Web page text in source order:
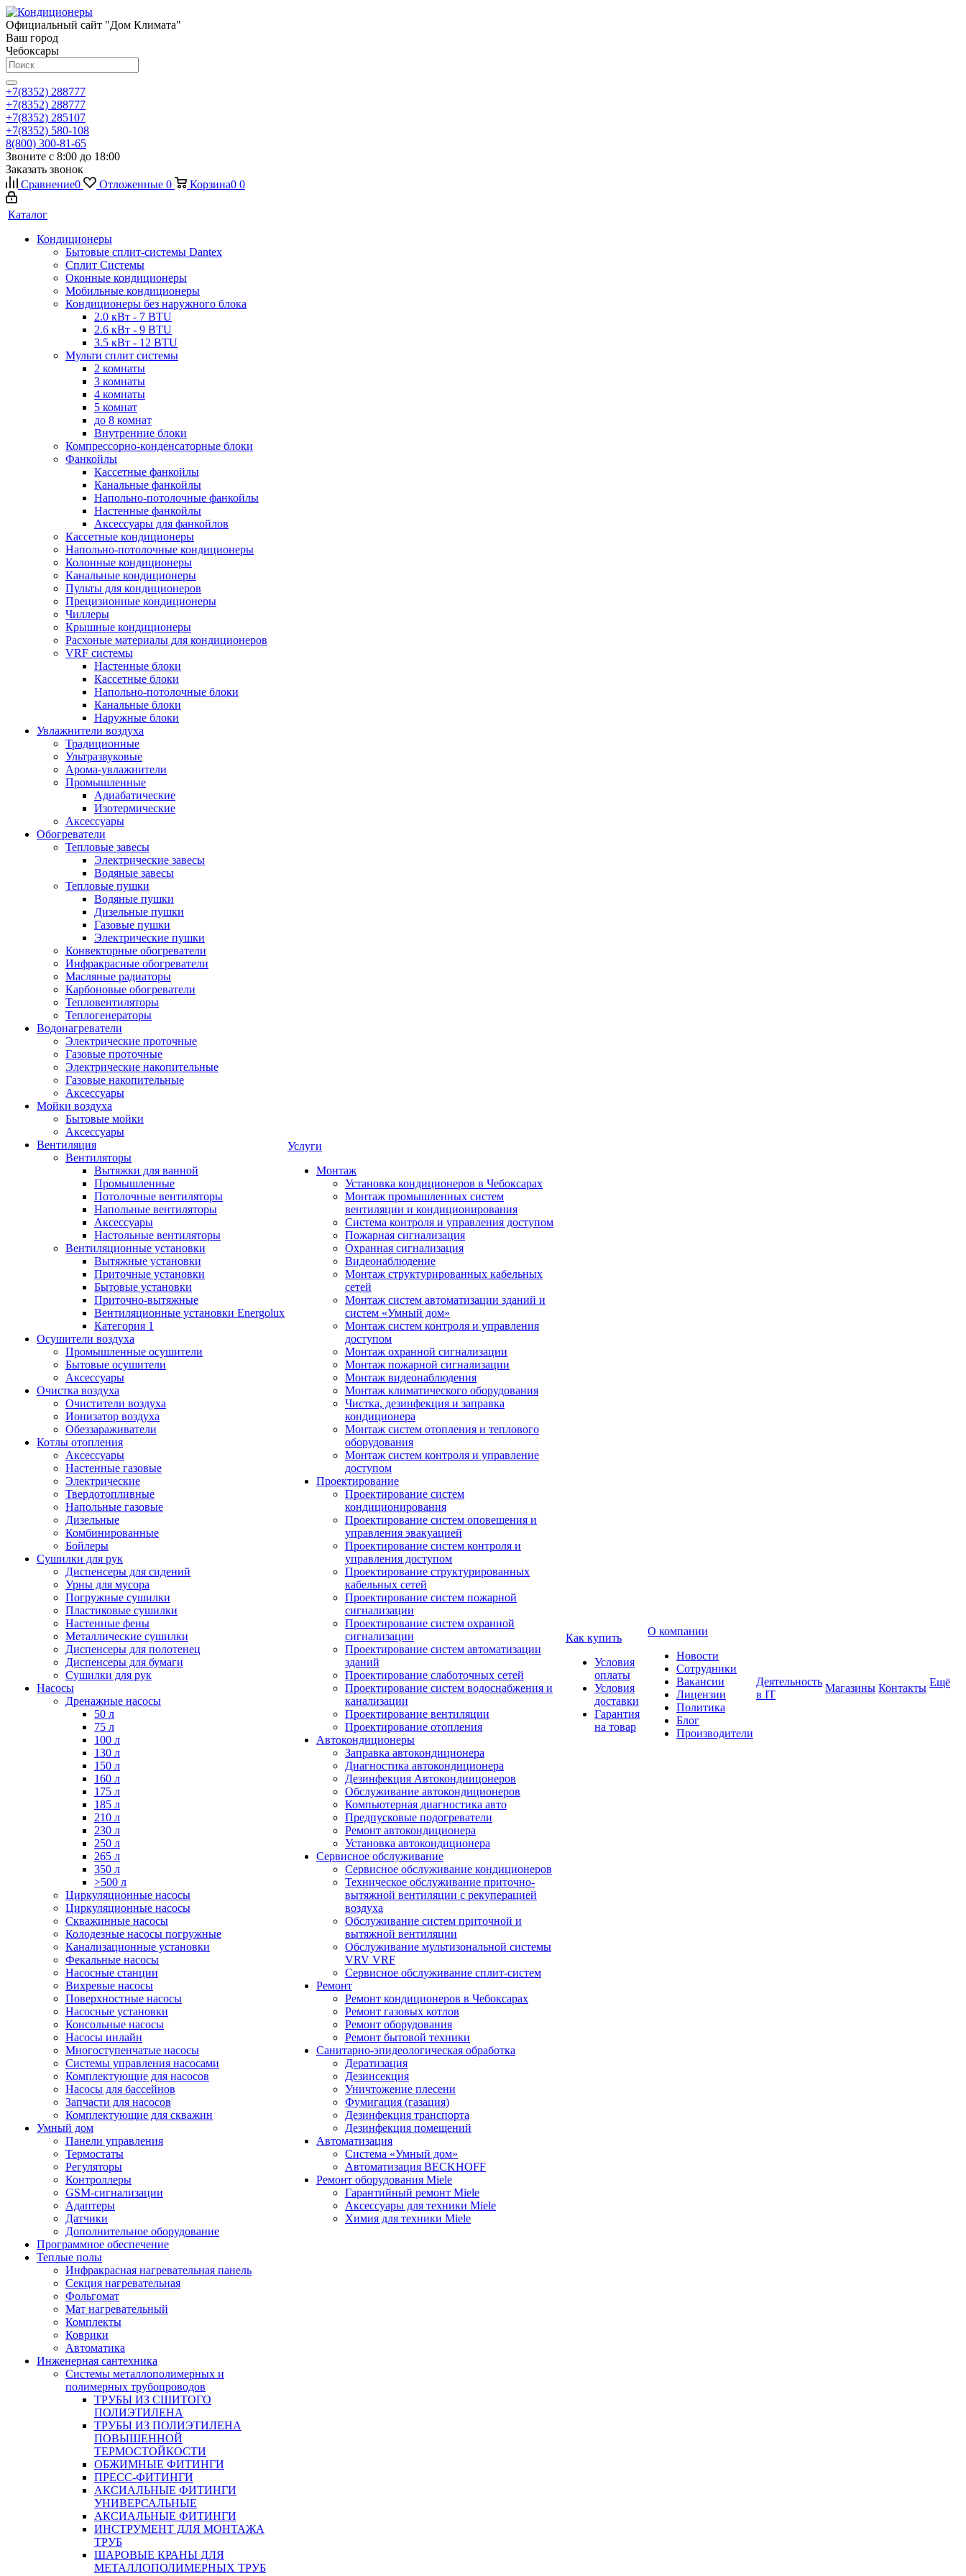
Официальный сайт "Дом Климата"
Ваш город
Чебоксары
+7(8352) 288777
+7(8352) 288777
+7(8352) 285107
+7(8352) 580-108
8(800) 300-81-65
Звоните с 8:00 до 18:00
Заказать звонок
Сравнение0 Отложенные 0 Корзина0 0
Каталог
Кондиционеры
Бытовые сплит-системы Dantex
Сплит Системы
Оконные кондиционеры
Мобильные кондиционеры
Кондиционеры без наружного блока
2.0 кВт - 7 BTU
2.6 кВт - 9 BTU
3.5 кВт - 12 BTU
Мульти сплит системы
2 комнаты
3 комнаты
4 комнаты
5 комнат
до 8 комнат
Внутренние блоки
Компрессорно-конденсаторные блоки
Фанкойлы
Кассетные фанкойлы
Канальные фанкойлы
Напольно-потолочные фанкойлы
Настенные фанкойлы
Аксессуары для фанкойлов
Кассетные кондиционеры
Напольно-потолочные кондиционеры
Колонные кондиционеры
Канальные кондиционеры
Пульты для кондиционеров
Прецизионные кондиционеры
Чиллеры
Крышные кондиционеры
Расхоные материалы для кондиционеров
VRF системы
Настенные блоки
Кассетные блоки
Напольно-потолочные блоки
Канальные блоки
Наружные блоки
Увлажнители воздуха
Традиционные
Ультразвуковые
Арома-увлажнители
Промышленныe
Адиабатические
Изотермические
Аксессуары
Обогреватели
Тепловые завесы
Электрические завесы
Водяные завесы
Тепловые пушки
Водяные пушки
Дизельные пушки
Газовые пушки
Электрические пушки
Конвекторные обогреватели
Инфракрасные обогреватели
Масляные радиаторы
Карбоновые обогреватели
Тепловентиляторы
Теплогенераторы
Водонагреватели
Электрические проточные
Газовые проточные
Электрические накопительные
Газовые накопительные
Аксессуары
Мойки воздуха
Бытовые мойки
Аксессуары
Вентиляция
Вентиляторы
Вытяжки для ванной
Промышленные
Потолочные вентиляторы
Напольные вентиляторы
Аксессуары
Настольные вентиляторы
Вентиляционные установки
Вытяжные установки
Приточные установки
Бытовые установки
Приточно-вытяжные
Вентиляционные установки Energolux
Категория 1
Осушители воздуха
Промышленные осушители
Бытовые осушители
Аксессуары
Очистка воздуха
Очистители воздуха
Ионизатор воздуха
Обеззараживатели
Котлы отопления
Аксессуары
Настенные газовые
Электрические
Твердотопливные
Напольные газовые
Дизельные
Комбинированные
Бойлеры
Сушилки для рук
Диспенсеры для сидений
Урны для мусора
Погружные сушилки
Пластиковые сушилки
Настенные фены
Металлические сушилки
Диспенсеры для полотенец
Диспенсеры для бумаги
Сушилки для рук
Насосы
Дренажные насосы
50 л
75 л
100 л
130 л
150 л
160 л
175 л
185 л
210 л
230 л
250 л
265 л
350 л
>500 л
Циркуляционные насосы
Циркуляционные насосы
Скважинные насосы
Колодезные насосы погружные
Канализационные установки
Фекальные насосы
Насосные станции
Вихревые насосы
Поверхностные насосы
Насосные установки
Консольные насосы
Насосы инлайн
Многоступенчатые насосы
Системы управления насосами
Комплектующие для насосов
Насосы для бассейнов
Запчасти для насосов
Комплектующие для скважин
Умный дом
Панели управления
Термостаты
Регуляторы
Контроллеры
GSM-сигнализации
Адаптеры
Датчики
Дополнительное оборудование
Программное обеспечение
Теплые полы
Инфракрасная нагревательная панель
Секция нагревательная
Фольгомат
Мат нагревательный
Комплекты
Коврики
Автоматика
Инженерная сантехника
Системы металлополимерных и
полимерных трубопроводов
ТРУБЫ ИЗ СШИТОГО
ПОЛИЭТИЛЕНА
ТРУБЫ ИЗ ПОЛИЭТИЛЕНА
ПОВЫШЕННОЙ
ТЕРМОСТОЙКОСТИ
ОБЖИМНЫЕ ФИТИНГИ
ПРЕСС-ФИТИНГИ
АКСИАЛЬНЫЕ ФИТИНГИ
УНИВЕРСАЛЬНЫЕ
АКСИАЛЬНЫЕ ФИТИНГИ
ИНСТРУМЕНТ ДЛЯ МОНТАЖА
ТРУБ
ШАРОВЫЕ КРАНЫ ДЛЯ
МЕТАЛЛОПОЛИМЕРНЫХ ТРУБ
Услуги
Монтаж
Установка кондиционеров в Чебоксарах
Монтаж промышленных систем
вентиляции и кондиционирования
Система контроля и управления доступом
Пожарная сигнализация
Охранная сигнализация
Видеонаблюдение
Монтаж структурированных кабельных
сетей
Монтаж систем автоматизации зданий и
систем «Умный дом»
Монтаж систем контроля и управления
доступом
Монтаж охранной сигнализации
Монтаж пожарной сигнализации
Монтаж видеонаблюдения
Монтаж климатического оборудования
Чистка, дезинфекция и заправка
кондиционера
Монтаж систем отопления и теплового
оборудования
Монтаж систем контроля и управление
доступом
Проектирование
Проектирование систем
кондиционирования
Проектирование систем оповещения и
управления эвакуацией
Проектирование систем контроля и
управления доступом
Проектирование структурированных
кабельных сетей
Проектирование систем пожарной
сигнализации
Проектирование систем охранной
сигнализации
Проектирование систем автоматизации
зданий
Проектирование слаботочных сетей
Проектирование систем водоснабжения и
канализации
Проектирование вентиляции
Проектирование отопления
Автокондиционеры
Заправка автокондиционера
Диагностика автокондиционера
Дезинфекция Автокондиицонеров
Обслуживание автокондиционеров
Компьютерная диагностика авто
Предпусковые подогреватели
Ремонт автокондиционера
Установка автокондиционера
Сервисное обслуживание
Сервисное обслуживание кондиционеров
Техническое обслуживание приточно-
вытяжной вентиляции с рекуперацией
воздуха
Обслуживание систем приточной и
вытяжной вентиляции
Обслуживание мультизональной системы
VRV VRF
Сервисное обслуживание сплит-систем
Ремонт
Ремонт кондиционеров в Чебоксарах
Ремонт газовых котлов
Ремонт оборудования
Ремонт бытовой техники
Санитарно-эпидеологическая обработка
Дератизация
Дезинсекция
Уничтожение плесени
Фумигация (газация)
Дезинфекция транспорта
Дезинфекция помещений
Автоматизация
Система «Умный дом»
Автоматизация BECKHOFF
Ремонт оборудования Miele
Гарантийный ремонт Miele
Аксессуары для техники Miele
Химия для техники Miele
Как купить
Условия
оплаты
Условия
доставки
Гарантия
на товар
О компании
Новости
Сотрудники
Вакансии
Лицензии
Политика
Блог
Производители
Деятельность
в IT
Магазины Контакты Ещё